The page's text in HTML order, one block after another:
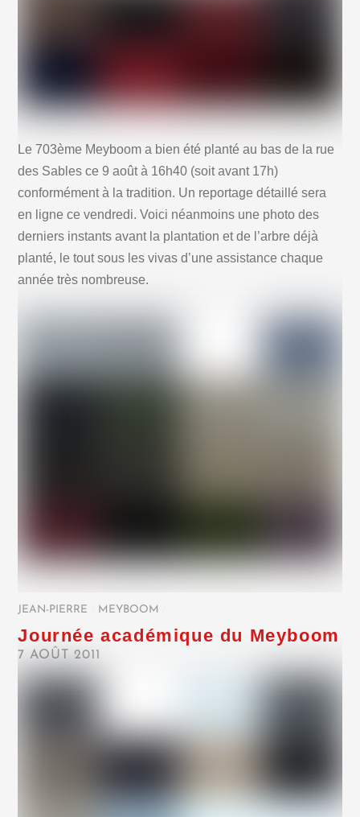
Le 703ème Meyboom a bien été planté au bas de la rue
des Sables ce 9 août à 16h40 (soit avant 17h)
conformément à la tradition. Un reportage détaillé sera
en ligne ce vendredi. Voici néanmoins une photo des
derniers instants avant la plantation et de l’arbre déjà
planté, le tout sous les vivas d’une assistance chaque
année très nombreuse.
JEAN-PIERRE MEYBOOM
Journée académique du Meyboom
7 AOÛT 2011